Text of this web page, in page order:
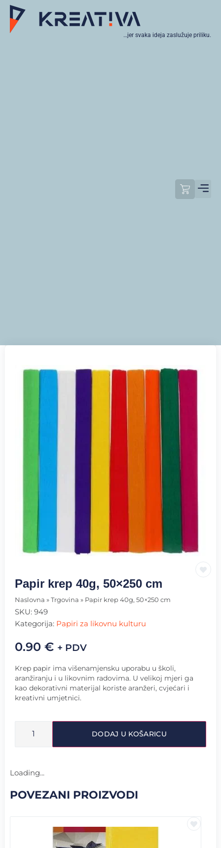
…jer svaka ideja zaslužuje priliku.
Papir krep 40g, 50×250 cm
Naslovna » Trgovina » Papir krep 40g, 50×250 cm
SKU: 949
Kategorija: Papiri za likovnu kulturu
0.90 € + PDV
Krep papir ima višenamjensku uporabu u školi,
aranžiranju i u likovnim radovima. U velikoj mjeri ga
kao dekorativni materijal koriste aranžeri, cvjećari i
kreativni umjetnici.
DODAJ U KOŠARICU
Loading...
POVEZANI PROIZVODI